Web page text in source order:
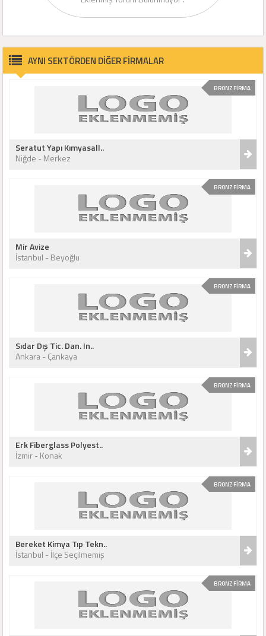
AYNI SEKTÖRDEN DİĞER FİRMALAR
BRONZ FİRMA
Seratut Yapı Kımyasall..
Niğde - Merkez
BRONZ FİRMA
Mir Avize
İstanbul - Beyoğlu
BRONZ FİRMA
Sıdar Dış Tic. Dan. In..
Ankara - Çankaya
BRONZ FİRMA
Erk Fiberglass Polyest..
İzmir - Konak
BRONZ FİRMA
Bereket Kimya Tıp Tekn..
İstanbul - İlçe Seçilmemiş
BRONZ FİRMA